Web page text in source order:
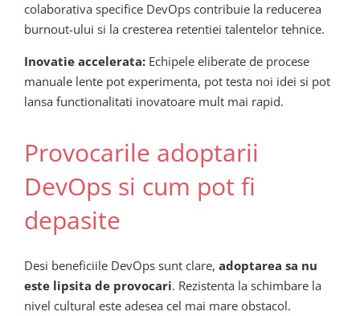
colaborativa specifice DevOps contribuie la reducerea
burnout-ului si la cresterea retentiei talentelor tehnice.
Inovatie accelerata: Echipele eliberate de procese
manuale lente pot experimenta, pot testa noi idei si pot
lansa functionalitati inovatoare mult mai rapid.
Provocarile adoptarii
DevOps si cum pot fi
depasite
Desi beneficiile DevOps sunt clare, adoptarea sa nu
este lipsita de provocari. Rezistenta la schimbare la
nivel cultural este adesea cel mai mare obstacol.